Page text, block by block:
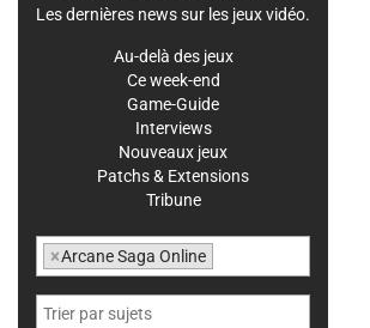
Les dernières news sur les jeux vidéo.
Au-delà des jeux
Ce week-end
Game-Guide
Interviews
Nouveaux jeux
Patchs & Extensions
Tribune
×Arcane Saga Online